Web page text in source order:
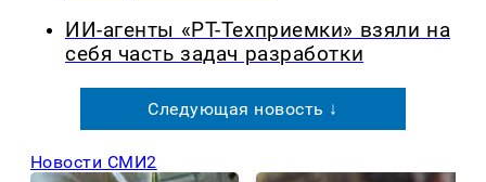
ИИ-агенты «РТ-Техприемки» взяли на
себя часть задач разработки
Следующая новость ↓
Новости СМИ2